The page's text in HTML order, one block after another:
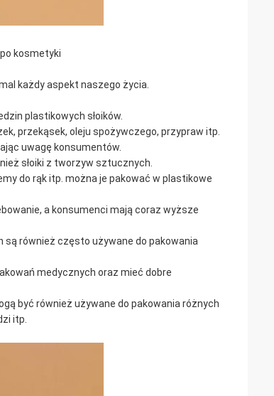
kosmetyki
każdy aspekt naszego życia.
plastikowych słoików.
przekąsek, oleju spożywczego, przypraw itp.
uwagę konsumentów.
słoiki z tworzyw sztucznych.
do rąk itp. można je pakować w plastikowe
a konsumenci mają coraz wyższe
również często używane do pakowania
medycznych oraz mieć dobre
być również używane do pakowania różnych
itp.